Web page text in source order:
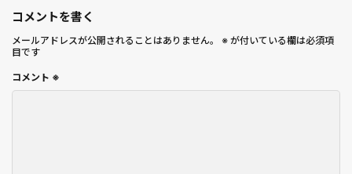
コメントを書く
メールアドレスが公開されることはありません。 ※ が付いている欄は必須項
目です
コメント ※